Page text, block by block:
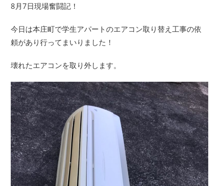
8月7日現場奮闘記！
今日は本庄町で学生アパートのエアコン取り替え工事の依
頼があり行ってまいりました！
壊れたエアコンを取り外します。